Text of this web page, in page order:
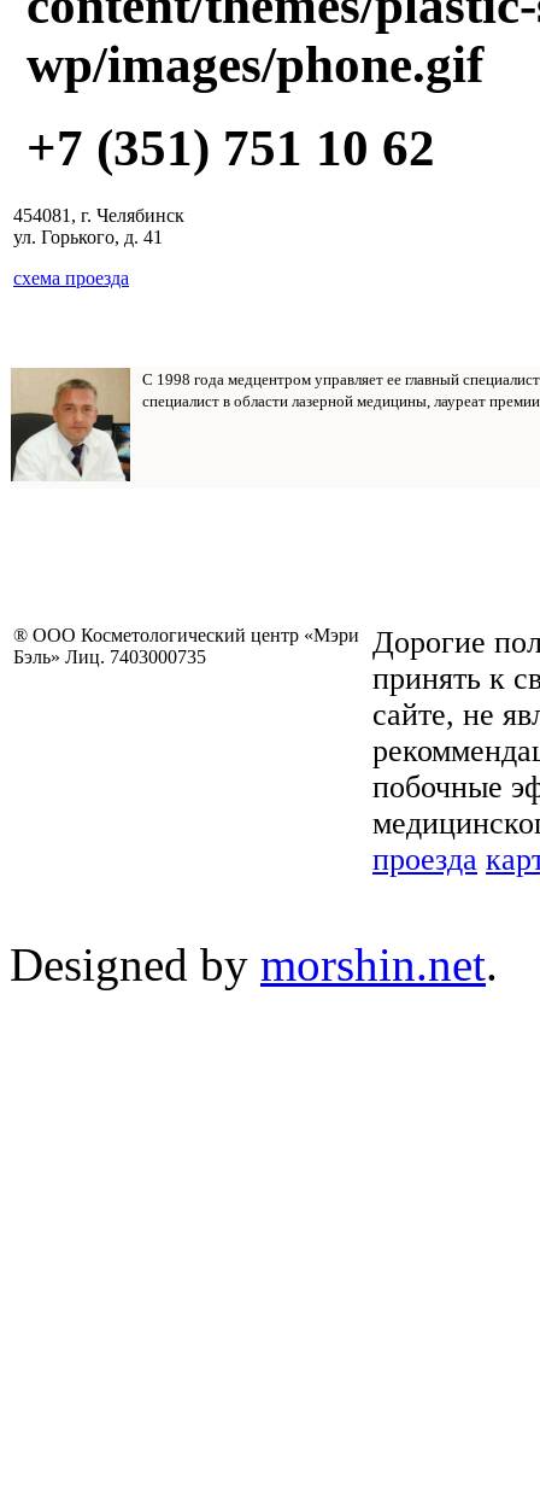
+7 (351) 751 10 62
454081, г. Челябинск
ул. Горького, д. 41
схема проезда
С 1998 года медцентром управляет ее главный
специалист в области лазерной медицины, лауреат
® ООО Косметологический центр «Мэри
Бэль» Лиц. 7403000735
Дорогие
принять к
сайте, не
побочные
проезда
Designed by morshin.net.